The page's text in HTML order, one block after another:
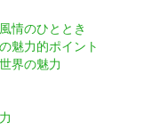
情のひととき
魅力的ポイント
界の魅力